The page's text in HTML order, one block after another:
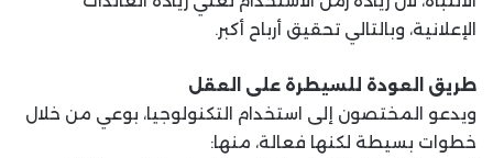
الإعلانية، وبالتالي تحقيق أرباح أكبر.
طريق العودة للسيطرة على العقل
ويدعو المختصون إلى استخدام التكنولوجيا، بوعي من خلال
خطوات بسيطة لكنها فعالة، منها: